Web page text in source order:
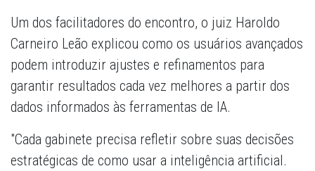
Um dos facilitadores do encontro, o juiz Haroldo
Carneiro Leão explicou como os usuários avançados
podem introduzir ajustes e refinamentos para
garantir resultados cada vez melhores a partir dos
dados informados às ferramentas de IA.
"Cada gabinete precisa refletir sobre suas decisões
estratégicas de como usar a inteligência artificial.